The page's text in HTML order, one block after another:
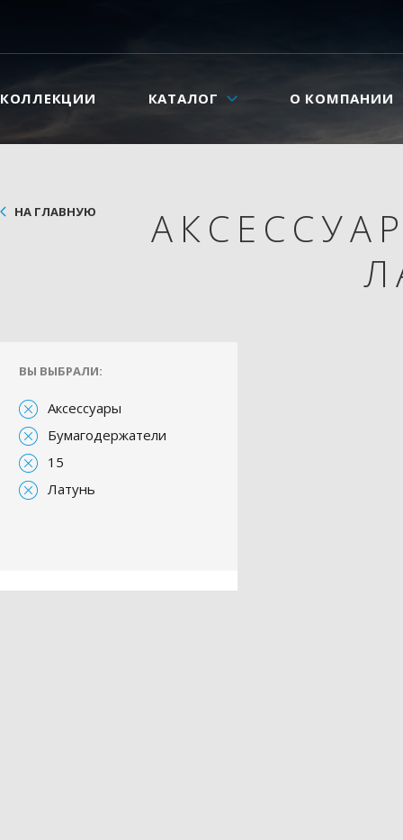
КОЛЛЕКЦИИ КАТАЛОГ О КОМПАНИИ
НА ГЛАВНУЮ
ВЫ ВЫБРАЛИ:
Аксессуары
Бумагодержатели
15
Латунь